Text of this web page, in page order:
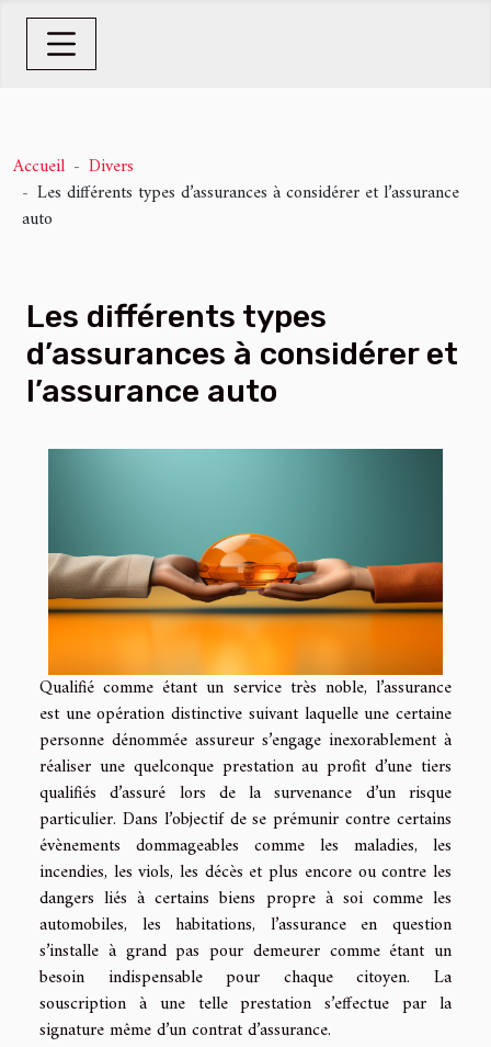
Accueil
Divers
Les différents types d’assurances à considérer et l’assurance
auto
Les différents types
d’assurances à considérer et
l’assurance auto
Qualifié comme étant un service très noble, l’assurance
est une opération distinctive suivant laquelle une certaine
personne dénommée assureur s’engage inexorablement à
réaliser une quelconque prestation au profit d’une tiers
qualifiés d’assuré lors de la survenance d’un risque
particulier. Dans l’objectif de se prémunir contre certains
évènements dommageables comme les maladies, les
incendies, les viols, les décès et plus encore ou contre les
dangers liés à certains biens propre à soi comme les
automobiles, les habitations, l’assurance en question
s’installe à grand pas pour demeurer comme étant un
besoin indispensable pour chaque citoyen. La
souscription à une telle prestation s’effectue par la
signature même d’un contrat d’assurance.